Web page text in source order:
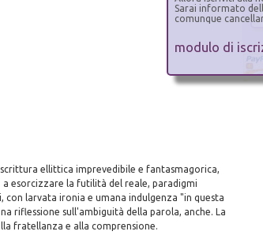
ellittica imprevedibile e fantasmagorica,
esorcizzare la futilità del reale, paradigmi
con larvata ironia e umana indulgenza "in questa
riflessione sull'ambiguità della parola, anche. La
fratellanza e alla comprensione.
Sarai informato
comunque
modulo di